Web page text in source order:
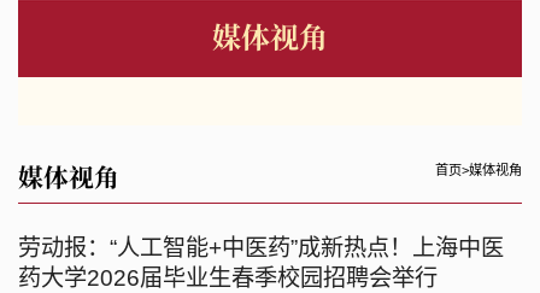
媒体视角
媒体视角 首页>媒体视角
劳动报：“人工智能+中医药”成新热点！上海中医
药大学2026届毕业生春季校园招聘会举行